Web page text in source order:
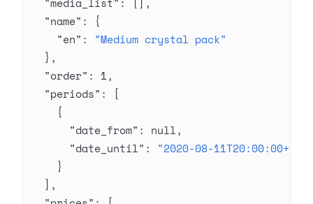
  "name"
: {
    "en"
: "Medium crystal pack"
  },
  "order"
: 1,
  "periods"
: [
    {
      "date_from"
: null,
      "date_until"
: "2020-08-
    }
  ],